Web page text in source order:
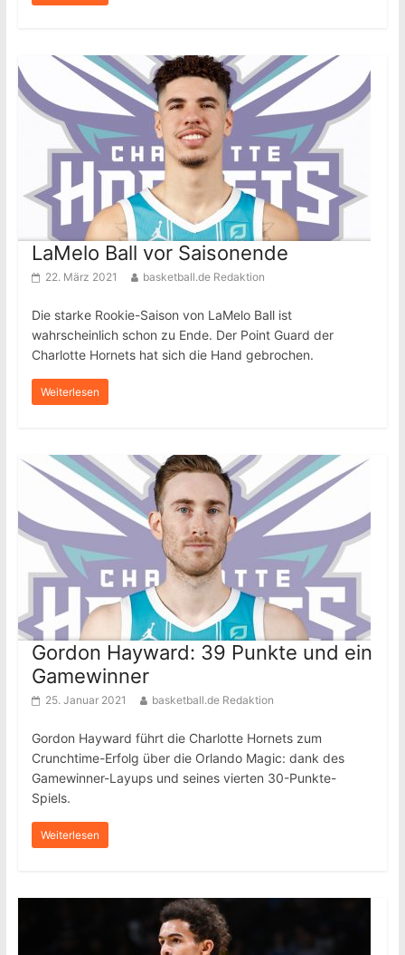
LaMelo Ball vor Saisonende
22. März 2021 basketball.de Redaktion
Die starke Rookie-Saison von LaMelo Ball ist
wahrscheinlich schon zu Ende. Der Point Guard der
Charlotte Hornets hat sich die Hand gebrochen.
Weiterlesen
Gordon Hayward: 39 Punkte und ein
Gamewinner
25. Januar 2021 basketball.de Redaktion
Gordon Hayward führt die Charlotte Hornets zum
Crunchtime-Erfolg über die Orlando Magic: dank des
Gamewinner-Layups und seines vierten 30-Punkte-
Spiels.
Weiterlesen